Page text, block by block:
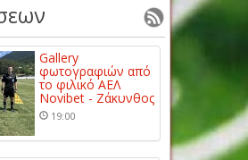
Gallery
φωτογραφιών από
το φιλικό ΑΕΛ
Novibet - Ζάκυνθος
19:00